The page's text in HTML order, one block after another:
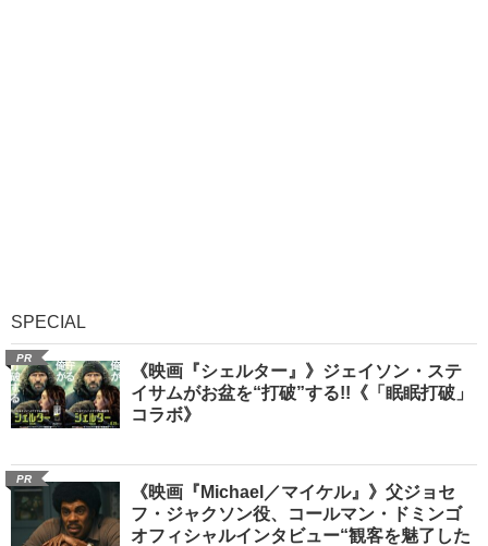
SPECIAL
PR
《映画『シェルター』》ジェイソン・ステ
イサムがお盆を“打破”する!!《「眠眠打破」
コラボ》
PR
《映画『Michael／マイケル』》父ジョセ
フ・ジャクソン役、コールマン・ドミンゴ
オフィシャルインタビュー“観客を魅了した